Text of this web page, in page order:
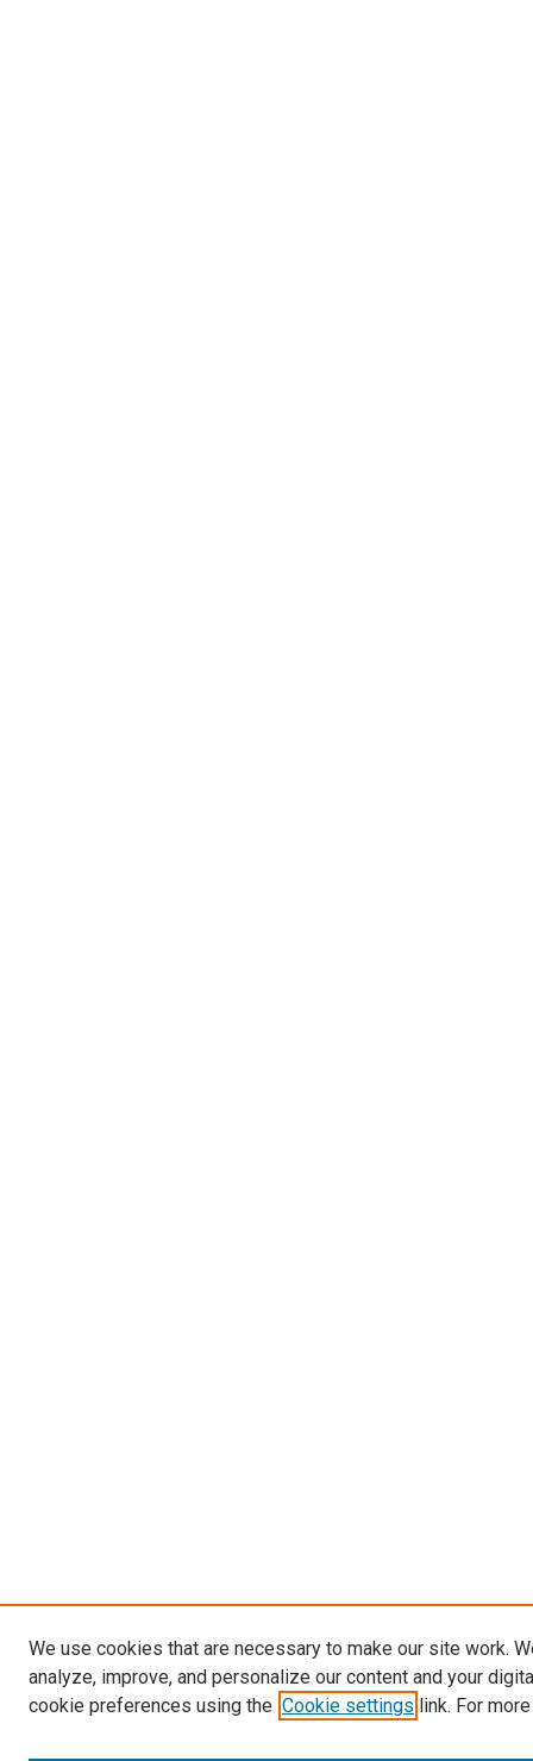
We use cookies that are necessary to make our site work.
analyze, improve, and personalize our content and your
cookie preferences using the Cookie settings link. For